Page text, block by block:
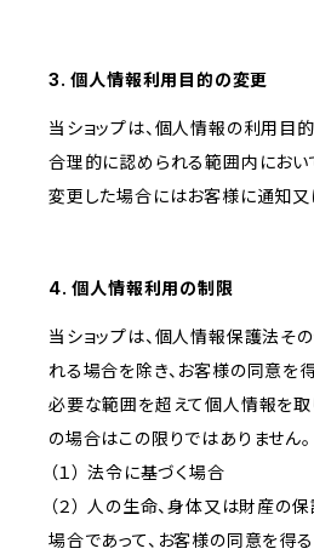
3. 個人情報利用目的の変更
当ショップは、個人情報の利用目
合理的に認められる範囲内におい
変更した場合にはお客様に通知又
4. 個人情報利用の制限
当ショップは、個人情報保護法そ
れる場合を除き、お客様の同意を
必要な範囲を超えて個人情報を取
の場合はこの限りではありません。
（１） 法令に基づく場合
（２） 人の生命、身体又は財産の
場合であって、お客様の同意を得